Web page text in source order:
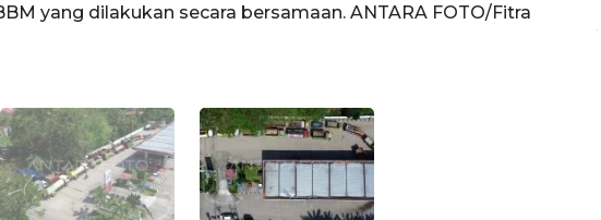
yang dilakukan secara bersamaan. ANTARA FOTO/Fitra